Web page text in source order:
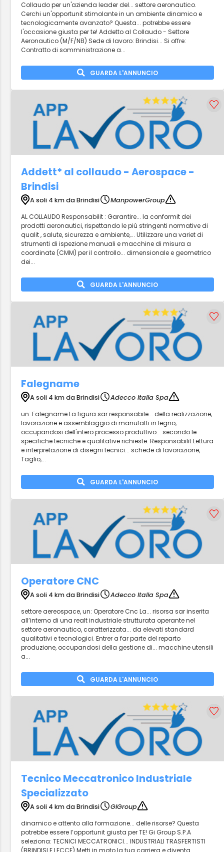
Collaudo per un'azienda leader del... settore aeronautico.
Cerchi un'opportunit stimolante in un ambiente dinamico e
tecnologicamente avanzato? Questa... potrebbe essere
l'occasione giusta per te! Addetto al Collaudo - Settore
Aeronautico (M/F/NB) Sede di lavoro: Brindisi... Si offre:
Contratto di somministrazione a...
GUARDA L'ANNUNCIO
Addett* al collaudo - Aerospace -
Brindisi
A soli 4 km da Brindisi
ManpowerGroup
AL COLLAUDO Responsabilit : Garantire... la conformit dei
prodotti aeronautici, rispettando le più stringenti normative di
qualit , salute, sicurezza e ambiente,... Utilizzare una variet di
strumenti di ispezione manuali e macchine di misura a
coordinate (CMM) per il controllo... dimensionale e geometrico
dei...
GUARDA L'ANNUNCIO
Falegname
A soli 4 km da Brindisi
Adecco Italia Spa
un: Falegname La figura sar responsabile... della realizzazione,
lavorazione e assemblaggio di manufatti in legno,
occupandosi dell'intero processo produttivo... secondo le
specifiche tecniche e qualitative richieste. Responsabilit Lettura
e interpretazione di disegni tecnici... schede di lavorazione,
Taglio,...
GUARDA L'ANNUNCIO
Operatore CNC
A soli 4 km da Brindisi
Adecco Italia Spa
settore aereospace, un: Operatore Cnc La... risorsa sar inserita
all’interno di una realt industriale strutturata operante nel
settore aeronautico, caratterizzata... da elevati standard
qualitativi e tecnologici. Entrer a far parte del reparto
produzione, occupandosi della gestione di... macchine utensili
a...
GUARDA L'ANNUNCIO
Tecnico Meccatronico Industriale
Specializzato
A soli 4 km da Brindisi
GiGroup
dinamico e attento alla formazione... delle risorse? Questa
potrebbe essere l’opportunit giusta per TE! Gi Group S.P.A
seleziona: TECNICI MECCATRONICI... INDUSTRIALI TRASFERTISTI
(BRINDISI E LECCE) Metti in moto la tua carriera e diventa